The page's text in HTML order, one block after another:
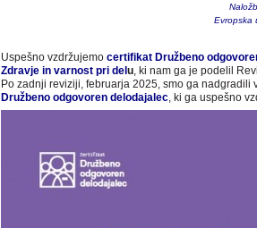
Evropska
Uspešno vzdržujemo certifikat Družbeno
Zdravje in varnost pri del u, ki nam ga je podelil
Po zadnji reviziji, februarja 2025, smo ga nadgradili
Družbeno odgovoren delodajalec, ki ga uspešno